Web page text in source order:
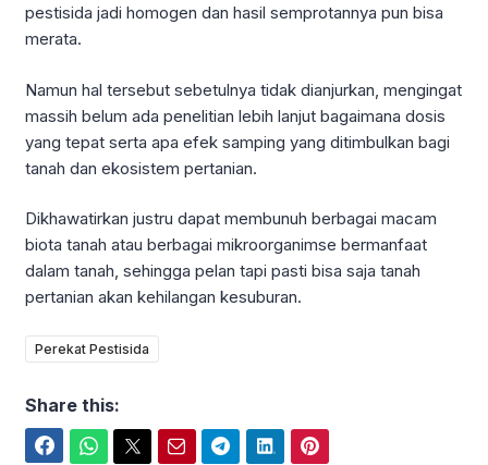
pestisida jadi homogen dan hasil semprotannya pun bisa
merata.
Namun hal tersebut sebetulnya tidak dianjurkan, mengingat
massih belum ada penelitian lebih lanjut bagaimana dosis
yang tepat serta apa efek samping yang ditimbulkan bagi
tanah dan ekosistem pertanian.
Dikhawatirkan justru dapat membunuh berbagai macam
biota tanah atau berbagai mikroorganimse bermanfaat
dalam tanah, sehingga pelan tapi pasti bisa saja tanah
pertanian akan kehilangan kesuburan.
Perekat Pestisida
Share this: